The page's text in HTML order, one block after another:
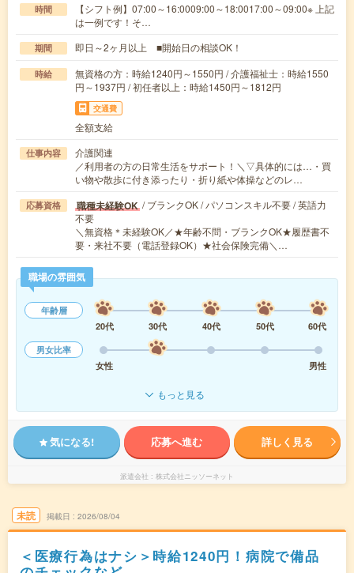
時間
【シフト例】07:00～16:0009:00～18:0017:00～09:00※ 上記
は一例です！そ…
期間 即日～2ヶ月以上 ■開始日の相談OK！
時給
無資格の方：時給1240円～1550円 / 介護福祉士：時給1550
円～1937円 / 初任者以上：時給1450円～1812円
交通費
全額支給
仕事内容
介護関連
／利用者の方の日常生活をサポート！＼▽具体的には…・買
い物や散歩に付き添ったり・折り紙や体操などのレ…
応募資格 職種未経験OK / ブランクOK / パソコンスキル不要 / 英語力
不要
＼無資格＊未経験OK／★年齢不問・ブランクOK★履歴書不
要・来社不要（電話登録OK）★社会保険完備＼…
職場の雰囲気
年齢層
20代
30代 40代 50代
60代
男女比率
女性
男性
もっと見る
気になる! 応募へ進む 詳しく見る
派遣会社 株式会社ニッソーネット
未読 掲載日 2026/08/04
＜医療行為はナシ＞時給1240円！病院で備品